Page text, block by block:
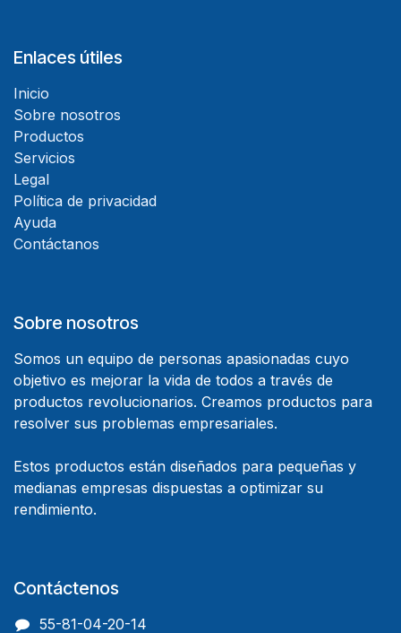
Enlaces útiles
Inicio
Sobre nosotros
Productos
Servicios
Legal
Política de privacidad
Ayuda
Contáctanos
Sobre nosotros
Somos un equipo de personas apasionadas cuyo
objetivo es mejorar la vida de todos a través de
productos revolucionarios. Creamos productos para
resolver sus problemas empresariales.
Estos productos están diseñados para pequeñas y
medianas empresas dispuestas a optimizar su
rendimiento.
Contáctenos
55-81-04-20-14